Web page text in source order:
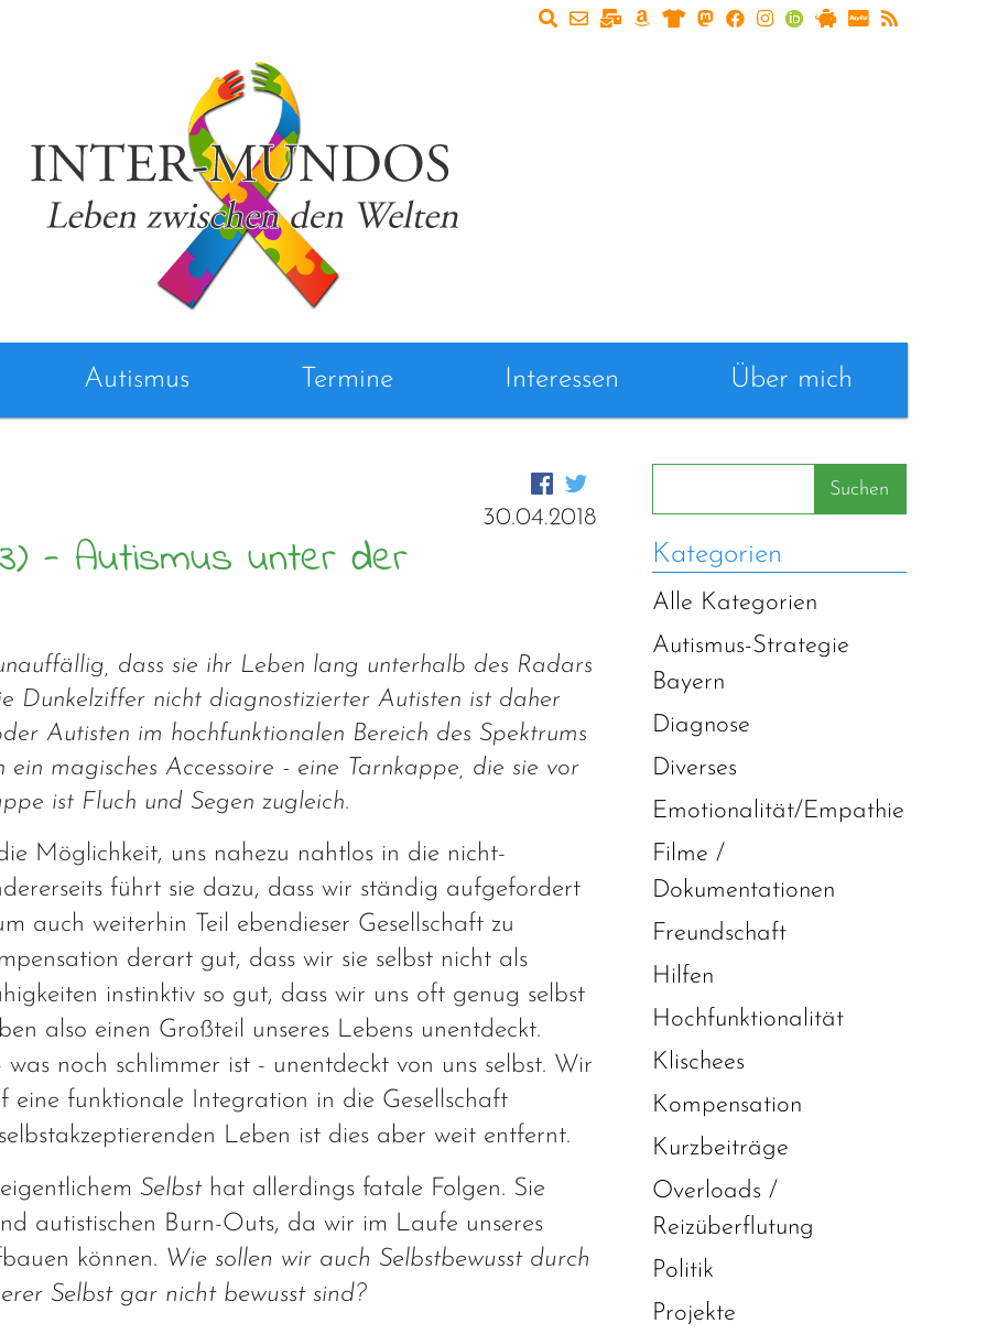
Autismus Termine Interessen Über mich
30.04.2018
- Autismus unter der
dass sie ihr Leben lang unterhalb des Radars
Dunkelziffer nicht diagnostizierter Autisten ist daher
Autisten im hochfunktionalen Bereich des Spektrums
ein magisches Accessoire - eine Tarnkappe, die sie vor
ist Fluch und Segen zugleich.
Möglichkeit, uns nahezu nahtlos in die nicht-
führt sie dazu, dass wir ständig aufgefordert
auch weiterhin Teil ebendieser Gesellschaft zu
derart gut, dass wir sie selbst nicht als
instinktiv so gut, dass wir uns oft genug selbst
also einen Großteil unseres Lebens unentdeckt.
noch schlimmer ist - unentdeckt von uns selbst. Wir
eine funktionale Integration in die Gesellschaft
Leben ist dies aber weit entfernt.
Selbsthat allerdings fatale Folgen. Sie
autistischen Burn-Outs, da wir im Laufe unseres
können. Wie sollen wir auch Selbstbewusst durch
Selbst gar nicht bewusst sind?
Suchen
Kategorien
Alle Kategorien
Autismus-Strategie
Bayern
Diagnose
Diverses
Emotionalität/Empathie
Filme /
Dokumentationen
Freundschaft
Hilfen
Hochfunktionalität
Klischees
Kompensation
Kurzbeiträge
Overloads /
Reizüberflutung
Politik
Projekte